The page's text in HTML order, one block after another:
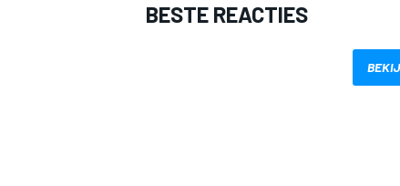
MEER RACEKLASSEN
BESTE REACTIES